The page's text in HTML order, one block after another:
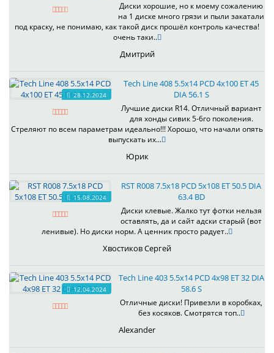
Диски хорошие, но к моему сожалению
на 1 диске много грязи и пыли закатали
под краску, не понимаю, как такой диск прошёл контроль качества!
очень таки..
Дмитрий
28.12.2024
Tech Line 408 5.5x14 PCD 4x100 ET 45
DIA 56.1 S
Лучшие диски R14. Отличный вариант
для хонды сивик 5-6го поколения.
Стреляют по всем параметрам идеально!!! Хорошо, что начали опять
выпускать их...
Юрик
15.08.2024
RST R008 7.5x18 PCD 5x108 ET 50.5 DIA
63.4 BD
Диски клевые. Жалко тут фотки нельзя
оставлять, да и сайт адски старый (вот
ленивые). Но диски норм. А ценник просто радует..
Хвостиков Сергей
12.04.2024
Tech Line 403 5.5x14 PCD 4x98 ET 32 DIA
58.6 S
Отличные диски! Привезли в коробках,
без косяков. Смотрятся топ..
Alexander